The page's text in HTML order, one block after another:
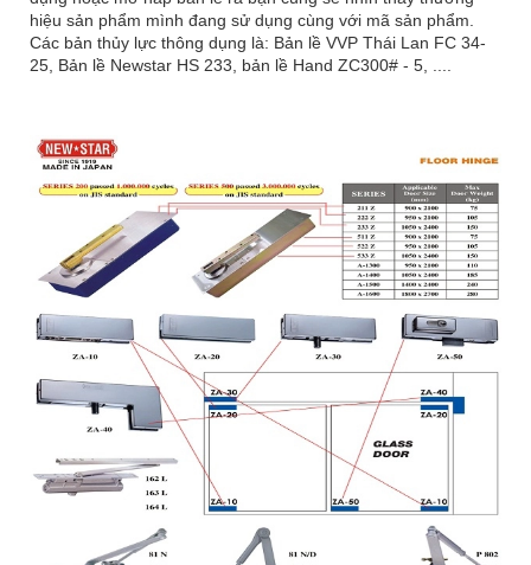
hiệu sản phẩm mình đang sử dụng cùng với mã sản phẩm.
Các bản thủy lực thông dụng là: Bản lề VVP Thái Lan FC 34-
25, Bản lề Newstar HS 233, bản lề Hand ZC300# - 5, ....